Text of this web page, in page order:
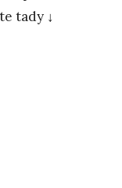
tady ↓